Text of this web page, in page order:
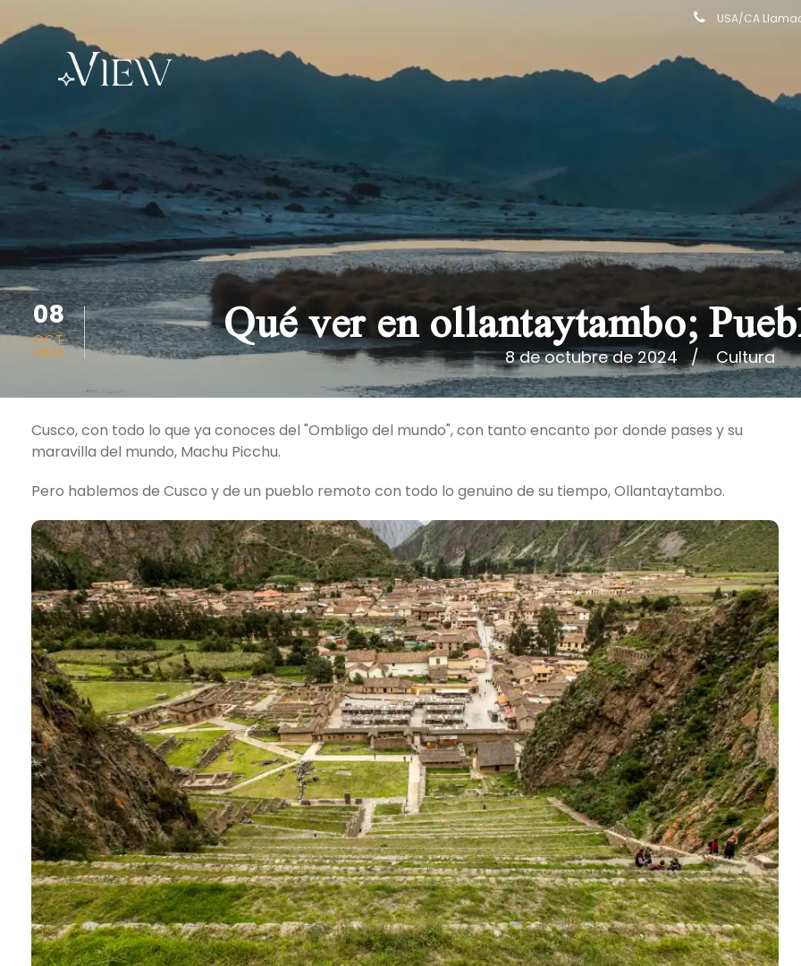
USA/CA
08
OCT
UBRE 8 de octubre de 2024 Cultura
Qué ver en ollantaytambo;
Cusco, con todo lo que ya conoces del "Ombligo del mundo", con tanto encanto por donde pases y su
maravilla del mundo, Machu Picchu.
Pero hablemos de Cusco y de un pueblo remoto con todo lo genuino de su tiempo, Ollantaytambo.